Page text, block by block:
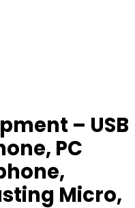
– USB
PC
Micro,